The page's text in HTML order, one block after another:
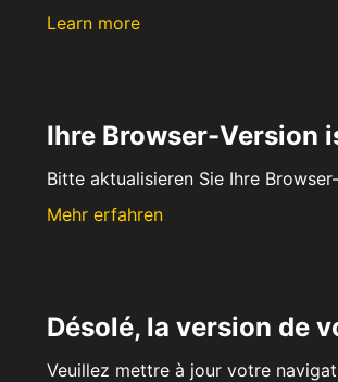
Learn more
Ihre Browser-Version
Bitte aktualisieren Sie Ihre
Mehr erfahren
Désolé, la version de
Veuillez mettre à jour votre